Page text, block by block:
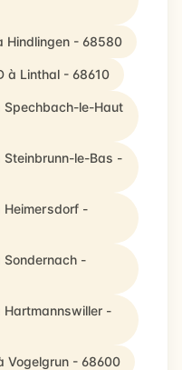
Hindlingen - 68580
à Linthal - 68610
Spechbach-le-Haut
Steinbrunn-le-Bas -
Heimersdorf -
Sondernach -
Hartmannswiller -
Vogelgrun - 68600